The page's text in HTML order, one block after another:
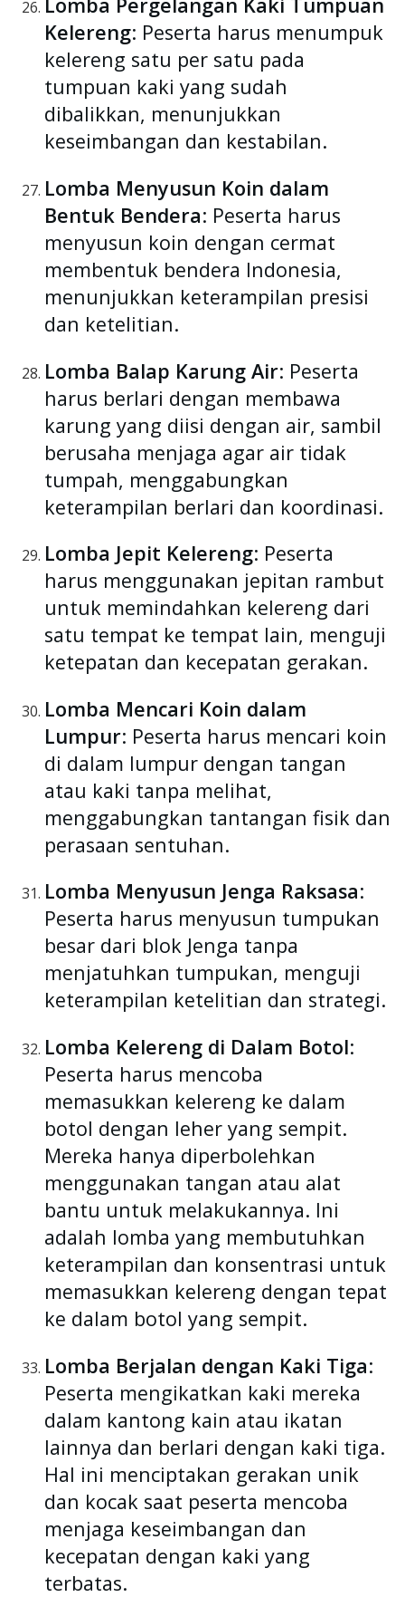
Lomba Pergelangan Kaki Tumpuan
Kelereng: Peserta harus menumpuk
kelereng satu per satu pada
tumpuan kaki yang sudah
dibalikkan, menunjukkan
keseimbangan dan kestabilan.
Lomba Menyusun Koin dalam
Bentuk Bendera: Peserta harus
menyusun koin dengan cermat
membentuk bendera Indonesia,
menunjukkan keterampilan presisi
dan ketelitian.
Lomba Balap Karung Air: Peserta
harus berlari dengan membawa
karung yang diisi dengan air, sambil
berusaha menjaga agar air tidak
tumpah, menggabungkan
keterampilan berlari dan koordinasi.
Lomba Jepit Kelereng: Peserta
harus menggunakan jepitan rambut
untuk memindahkan kelereng dari
satu tempat ke tempat lain, menguji
ketepatan dan kecepatan gerakan.
Lomba Mencari Koin dalam
Lumpur: Peserta harus mencari koin
di dalam lumpur dengan tangan
atau kaki tanpa melihat,
menggabungkan tantangan fisik dan
perasaan sentuhan.
Lomba Menyusun Jenga Raksasa:
Peserta harus menyusun tumpukan
besar dari blok Jenga tanpa
menjatuhkan tumpukan, menguji
keterampilan ketelitian dan strategi.
Lomba Kelereng di Dalam Botol:
Peserta harus mencoba
memasukkan kelereng ke dalam
botol dengan leher yang sempit.
Mereka hanya diperbolehkan
menggunakan tangan atau alat
bantu untuk melakukannya. Ini
adalah lomba yang membutuhkan
keterampilan dan konsentrasi untuk
memasukkan kelereng dengan tepat
ke dalam botol yang sempit.
Lomba Berjalan dengan Kaki Tiga:
Peserta mengikatkan kaki mereka
dalam kantong kain atau ikatan
lainnya dan berlari dengan kaki tiga.
Hal ini menciptakan gerakan unik
dan kocak saat peserta mencoba
menjaga keseimbangan dan
kecepatan dengan kaki yang
terbatas.